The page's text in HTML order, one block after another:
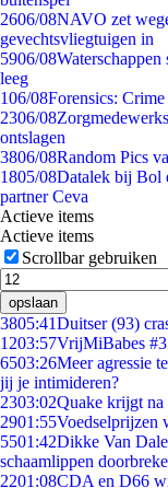
2606/08NAVO zet
gevechtsvliegtuigen in
5906/08Waterschappen
leeg
106/08Forensics:
2306/08
ontslagen
3806/08Random Pics
1805/08Datalek bij Bol
partner Ceva
Actieve items
Actieve items
Scrollbar gebruiken
opslaan
3805:41Duitser (93)
1203:57VrijMiBabes
6503:26Meer agressie
jij je intimideren?
2303:02Quake krijgt na
2901:55Voedselprijzen
5501:42Dikke Van
schaamlippen
2201:08CDA en D66